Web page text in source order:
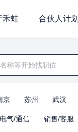
禾蛙 合伙人计
京 苏州 武汉
气/通信 销售/客服